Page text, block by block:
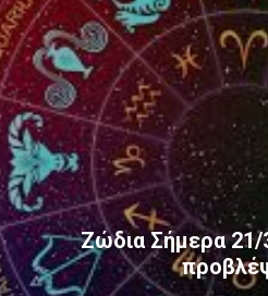
Ζώδια Σήμερα 21/